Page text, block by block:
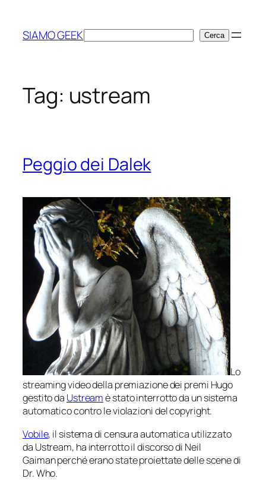
contenuto
SIAMO GEEKCerca Cerca
Tag: ustream
Peggio dei Dalek
Lo
streaming video della premiazione dei premi Hugo
gestito da Ustreamè stato interrotto da un sistema
automatico contro le violazioni del copyright.
Vobile, il sistema di censura automatica utilizzato
da Ustream, ha interrotto il discorso di Neil
Gaiman perché erano state proiettate delle scene di
Dr. Who.